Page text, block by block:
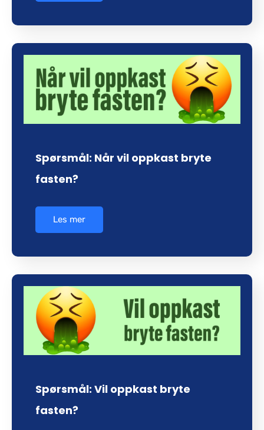
Spørsmål: Når vil oppkast bryte
fasten?
Les mer
Spørsmål: Vil oppkast bryte
fasten?